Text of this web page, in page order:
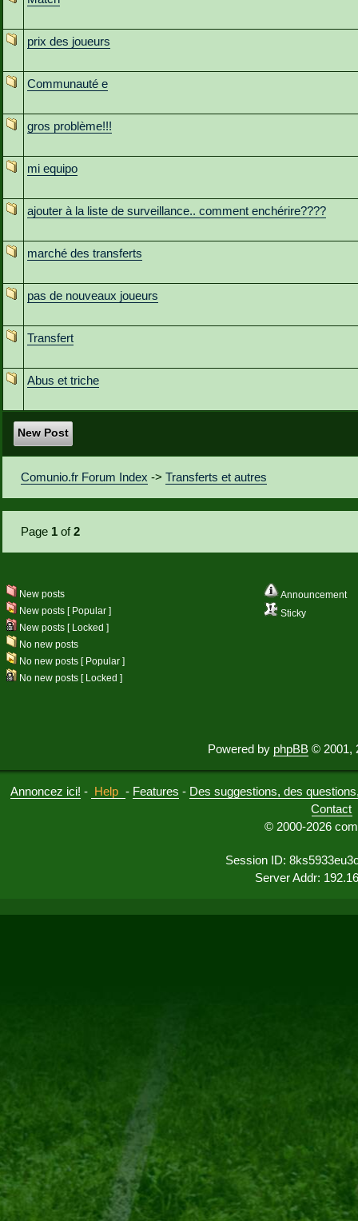
prix des joueurs
Communauté e
gros problème!!!
mi equipo
ajouter à la liste de surveillance.. comment enchérire????
marché des transferts
pas de nouveaux joueurs
Transfert
Abus et triche
New Post
Comunio.fr Forum Index ->Transferts et autres
Page 1 of2
Announcement
Sticky
New posts
New posts [ Popular ]
New posts [ Locked ]
No new posts
No new posts [ Popular ]
No new posts [ Locked ]
Powered by phpBB © 2001,
Annoncez ici! - Help - Features - Des suggestions, des
Contact
© 2000-2026
Session ID:
Server Addr: